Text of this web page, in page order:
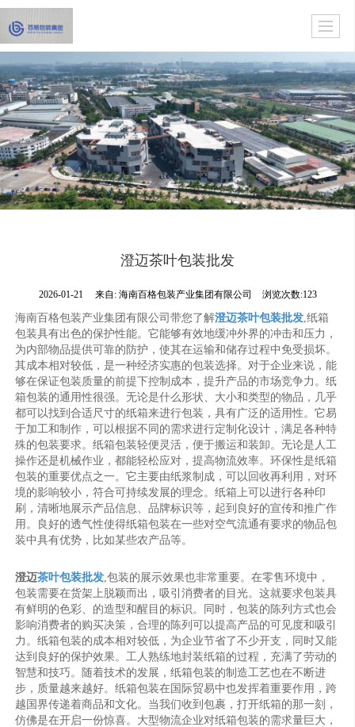
澄迈茶叶包装批发
2026-01-21 来自: 海南百格包装产业集团有限公司 浏览次数:123
海南百格包装产业集团有限公司带您了解澄迈茶叶包装批发 ,纸箱
包装具有出色的保护性能。它能够有效地缓冲外界的冲击和压力，
为内部物品提供可靠的防护，使其在运输和储存过程中免受损坏。
其成本相对较低，是一种经济实惠的包装选择。对于企业来说，能
够在保证包装质量的前提下控制成本，提升产品的市场竞争力。纸
箱包装的通用性很强。无论是什么形状、大小和类型的物品，几乎
都可以找到合适尺寸的纸箱来进行包装，具有广泛的适用性。它易
于加工和制作，可以根据不同的需求进行定制化设计，满足各种特
殊的包装要求。纸箱包装轻便灵活，便于搬运和装卸。无论是人工
操作还是机械作业，都能轻松应对，提高物流效率。环保性是纸箱
包装的重要优点之一。它主要由纸浆制成，可以回收再利用，对环
境的影响较小，符合可持续发展的理念。纸箱上可以进行各种印
刷，清晰地展示产品信息、品牌标识等，起到良好的宣传和推广作
用。良好的透气性使得纸箱包装在一些对空气流通有要求的物品包
装中具有优势，比如某些农产品等。
澄迈茶叶包装批发 ,包装的展示效果也非常重要。在零售环境中，
包装需要在货架上脱颖而出，吸引消费者的目光。这就要求包装具
有鲜明的色彩、的造型和醒目的标识。同时，包装的陈列方式也会
影响消费者的购买决策，合理的陈列可以提高产品的可见度和吸引
力。纸箱包装的成本相对较低，为企业节省了不少开支，同时又能
达到良好的保护效果。工人熟练地封装纸箱的过程，充满了劳动的
智慧和技巧。随着技术的发展，纸箱包装的制造工艺也在不断进
步，质量越来越好。纸箱包装在国际贸易中也发挥着重要作用，跨
越国界传递着商品和文化。当我们收到包裹，打开纸箱的那一刻，
仿佛是在开启一份惊喜。大型物流企业对纸箱包装的需求量巨大，